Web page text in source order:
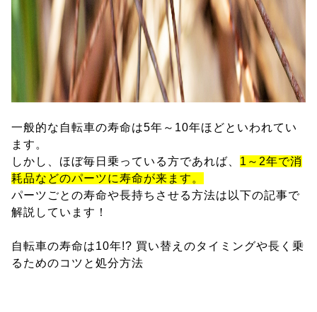
一般的な自転車の寿命は5年～10年ほどといわれてい
ます。
しかし、ほぼ毎日乗っている方であれば、 1～2年で消
耗品などのパーツに寿命が来ます。
パーツごとの寿命や長持ちさせる方法は以下の記事で
解説しています！
自転車の寿命は10年!? 買い替えのタイミングや長く乗
るためのコツと処分方法